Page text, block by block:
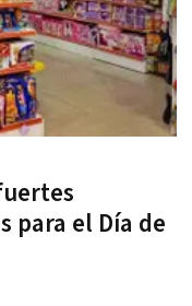
para el Día de